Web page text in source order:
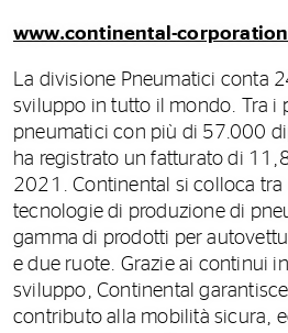
www.continental-
La divisione Pneumatici conta
sviluppo in tutto il mondo. Tra i
pneumatici con più di 57.000
ha registrato un fatturato di
2021. Continental si colloca tra
tecnologie di produzione di
gamma di prodotti per
e due ruote. Grazie ai continui
sviluppo, Continental
contributo alla mobilità sicura,